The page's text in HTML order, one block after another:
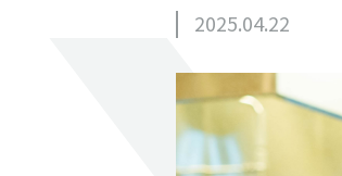
2025.04.22